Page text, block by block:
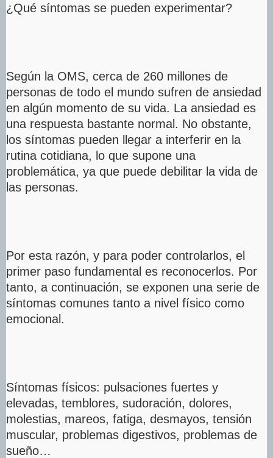
¿Qué síntomas se pueden experimentar?
Según la OMS, cerca de 260 millones de
personas de todo el mundo sufren de ansiedad
en algún momento de su vida. La ansiedad es
una respuesta bastante normal. No obstante,
los síntomas pueden llegar a interferir en la
rutina cotidiana, lo que supone una
problemática, ya que puede debilitar la vida de
las personas.
Por esta razón, y para poder controlarlos, el
primer paso fundamental es reconocerlos. Por
tanto, a continuación, se exponen una serie de
síntomas comunes tanto a nivel físico como
emocional.
Síntomas físicos: pulsaciones fuertes y
elevadas, temblores, sudoración, dolores,
molestias, mareos, fatiga, desmayos, tensión
muscular, problemas digestivos, problemas de
sueño…